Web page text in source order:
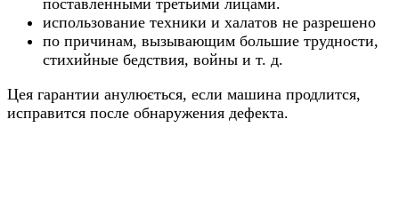
использование техники и халатов не разрешено
по причинам, вызывающим большие трудности,
стихийные бедствия, войны и т. д.
Цея гарантии анулюється, если машина продлится,
исправится после обнаружения дефекта.